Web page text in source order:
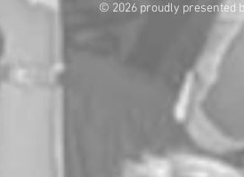
© 2026 proudly presented